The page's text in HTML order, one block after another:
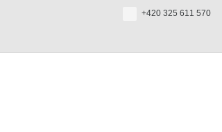
+420 325 611 570